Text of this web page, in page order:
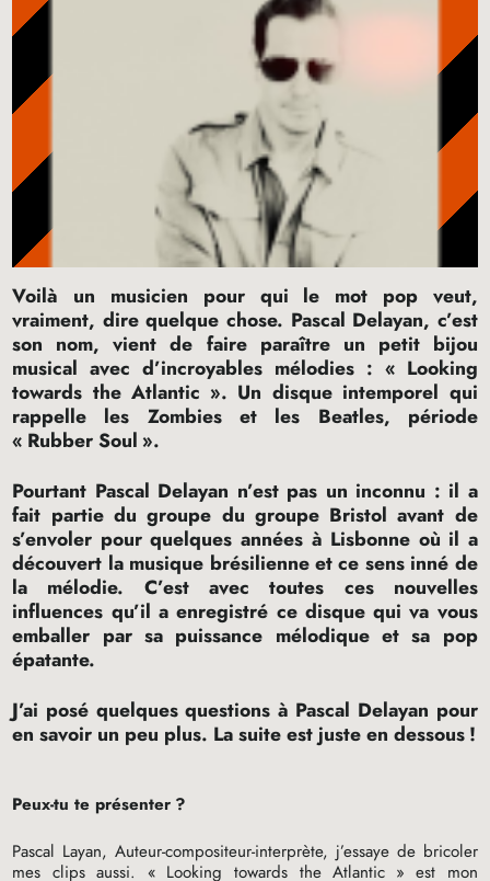
Voilà un musicien pour qui le mot pop veut,
vraiment, dire quelque chose. Pascal Delayan, c’est
son nom, vient de faire paraître un petit bijou
musical avec d’incroyables mélodies : « Looking
towards the Atlantic ». Un disque intemporel qui
rappelle les Zombies et les Beatles, période
« Rubber Soul ».
Pourtant Pascal Delayan n’est pas un inconnu : il a
fait partie du groupe du groupe Bristol avant de
s’envoler pour quelques années à Lisbonne où il a
découvert la musique brésilienne et ce sens inné de
la mélodie. C’est avec toutes ces nouvelles
influences qu’il a enregistré ce disque qui va vous
emballer par sa puissance mélodique et sa pop
épatante.
J’ai posé quelques questions à Pascal Delayan pour
en savoir un peu plus. La suite est juste en dessous!
Peux-tu te présenter ?
Pascal Layan, Auteur-compositeur-interprète, j’essaye de bricoler
mes clips aussi. « Looking towards the Atlantic » est mon